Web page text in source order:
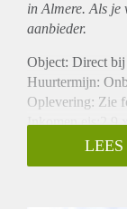
in Almere. Als je
aanbieder.
Object: Direct bij
Huurtermijn:
Oplevering: Zie
Inkomen eis:2,9
Garantiestelling
Borg: 1 Maand